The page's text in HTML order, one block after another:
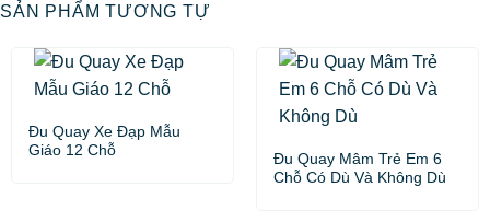
SẢN PHẨM TƯƠNG TỰ
Đu Quay Xe Đạp Mẫu
Giáo 12 Chỗ
Đu Quay Mâm Trẻ Em 6
Chỗ Có Dù Và Không Dù